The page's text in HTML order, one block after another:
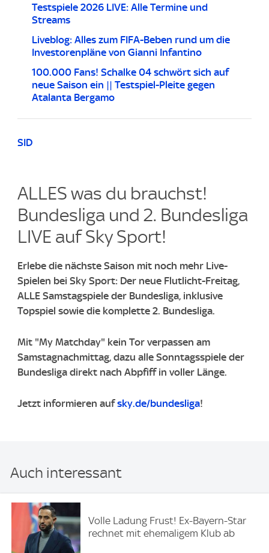
Testspiele 2026 LIVE: Alle Termine und
Streams
Liveblog: Alles zum FIFA-Beben rund um die
Investorenpläne von Gianni Infantino
100.000 Fans! Schalke 04 schwört sich auf
neue Saison ein || Testspiel-Pleite gegen
Atalanta Bergamo
SID
ALLES was du brauchst!
Bundesliga und 2. Bundesliga
LIVE auf Sky Sport!​
Erlebe die nächste Saison mit noch mehr Live-
Spielen bei Sky Sport: Der neue Flutlicht-Freitag,
ALLE Samstagspiele der Bundesliga, inklusive
Topspiel sowie die komplette 2. Bundesliga.
Mit "My Matchday" kein Tor verpassen am
Samstagnachmittag, dazu alle Sonntagsspiele der
Bundesliga direkt nach Abpfiff in voller Länge.
Jetzt informieren aufsky.de/bundesliga!
Auch interessant
Volle Ladung Frust! Ex-Bayern-Star
rechnet mit ehemaligem Klub ab